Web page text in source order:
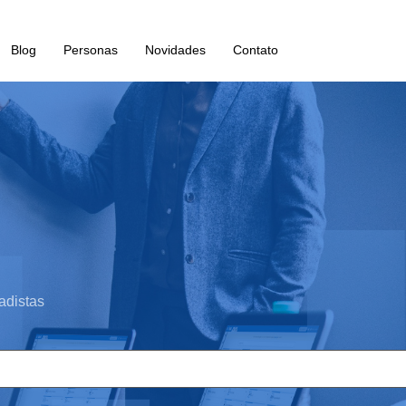
Blog Personas Novidades Contato